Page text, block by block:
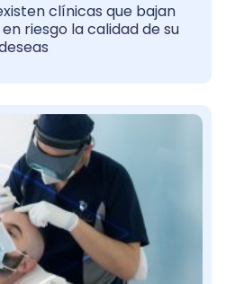
clínicas que bajan
riesgo la calidad de su